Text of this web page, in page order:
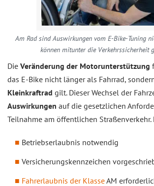
Am Rad sind Auswirkungen vom E-Bike-Tuning
können mitunter die Verkehrssicherheit
Die Veränderung der Motorunterstützung
das E-Bike nicht länger als Fahrrad,
Kleinkraftrad gilt. Dieser Wechsel der
Auswirkungen auf die gesetzlichen
Teilnahme am öffentlichen Straßenverkehr.
Betriebserlaubnis notwendig
Versicherungskennzeichen
Fahrerlaubnis der KlasseAM